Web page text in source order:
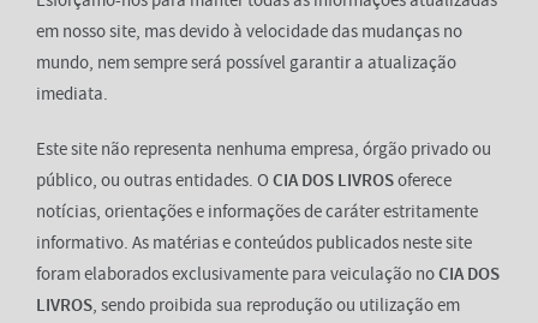
em nosso site, mas devido à velocidade das mudanças no
mundo, nem sempre será possível garantir a atualização
imediata.
Este site não representa nenhuma empresa, órgão privado ou
público, ou outras entidades. OCIA DOS LIVROSoferece
notícias, orientações e informações de caráter estritamente
informativo. As matérias e conteúdos publicados neste site
foram elaborados exclusivamente para veiculação noCIA DOS
LIVROS, sendo proibida sua reprodução ou utilização em